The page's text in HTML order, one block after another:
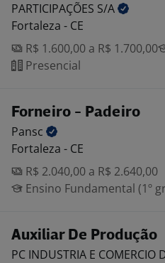
PARTICIPAÇÕES S/A
Fortaleza - CE
R$ 1.600,00 a R$ 1.700,00
Presencial
Forneiro - Padeiro
Pansc
Fortaleza - CE
R$ 2.040,00 a R$ 2.640,00
Ensino Fundamental (1º
Auxiliar De Produção
PC INDUSTRIA E COMERCIO